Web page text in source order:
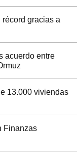
gracias a
acuerdo entre
13.000 viviendas
Finanzas